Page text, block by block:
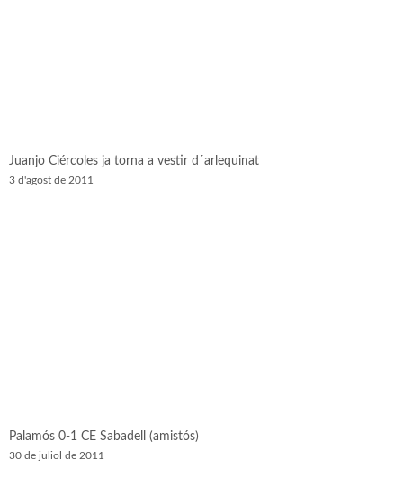
Juanjo Ciércoles ja torna a vestir d´arlequinat
3 d'agost de 2011
Palamós 0-1 CE Sabadell (amistós)
30 de juliol de 2011